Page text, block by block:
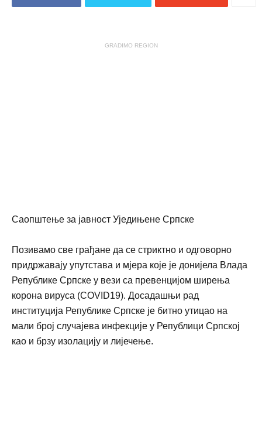
GRADIMO REGION
Саопштење за јавност Уједињене Српске
Позивамо све грађане да се стриктно и одговорно
придржавају упутстава и мјера које је донијела Влада
Републике Српске у вези са превенцијом ширења
корона вируса (COVID19). Досадашњи рад
институција Републике Српске је битно утицао на
мали број случајева инфекције у Републици Српској
као и брзу изолацију и лијечење.